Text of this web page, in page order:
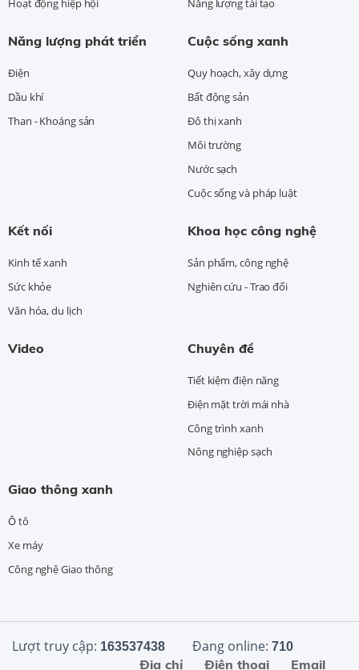
Hoạt động hiệp hội
Năng lượng tái tạo
Năng lượng phát triển
Điện
Dầu khí
Than - Khoáng sản
Cuộc sống xanh
Quy hoạch, xây dựng
Bất động sản
Đô thị xanh
Môi trường
Nước sạch
Cuộc sống và pháp luật
Kết nối
Kinh tế xanh
Sức khỏe
Văn hóa, du lịch
Khoa học công nghệ
Sản phẩm, công nghệ
Nghiên cứu - Trao đổi
Video Chuyên đề
Tiết kiệm điện năng
Điện mặt trời mái nhà
Công trình xanh
Nông nghiệp sạch
Giao thông xanh
Ô tô
Xe máy
Công nghệ Giao thông
Lượt truy cập: 163537438 Đang online: 710
Email
Điện thoại
Địa chỉ